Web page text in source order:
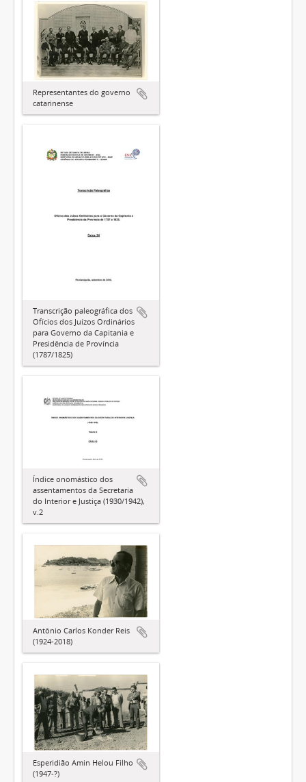
Representantes do governo
catarinense
Transcrição paleográfica dos
Ofícios dos Juízos Ordinários
para Governo da Capitania e
Presidência de Província
(1787/1825)
Índice onomástico dos
assentamentos da Secretaria
do Interior e Justiça (1930/1942),
v.2
Antônio Carlos Konder Reis
(1924-2018)
Esperidião Amin Helou Filho
(1947-?)